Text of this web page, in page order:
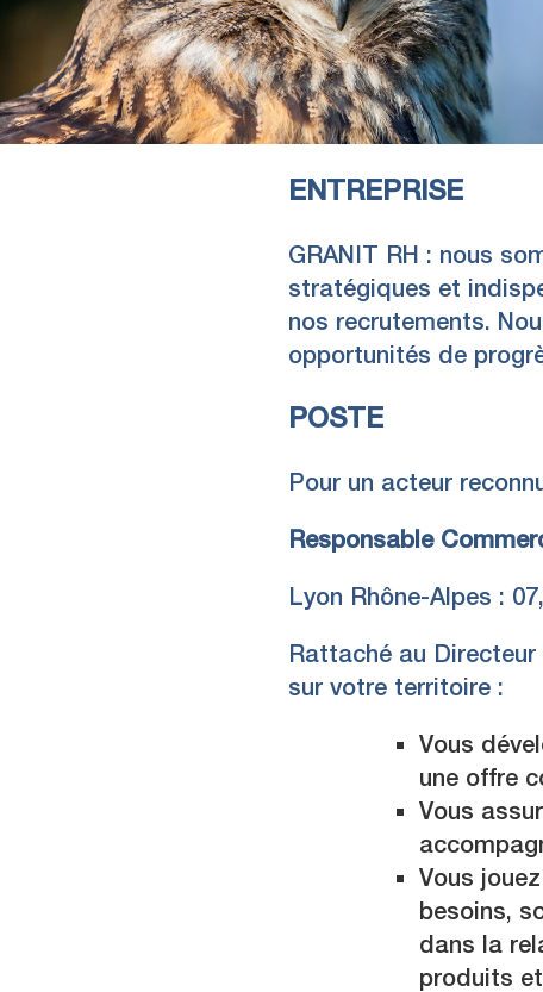
ENTREPRISE
GRANIT RH : nous
stratégiques et
nos recrutements.
opportunités de
POSTE
Pour un acteur
Responsable
Lyon Rhône-Alpes :
Rattaché au
sur votre territoire :
Vous
une offre
Vous
Vous
besoins,
dans la
produits